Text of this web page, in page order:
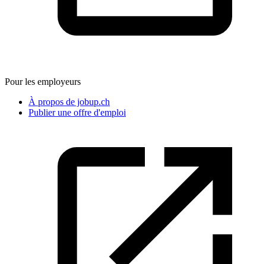
Pour les employeurs
À propos de jobup.ch
Publier une offre d'emploi